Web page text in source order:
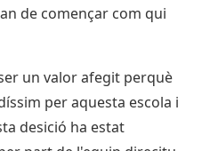
de començar com qui
un valor afegit perquè
per aquesta escola i
desició ha estat